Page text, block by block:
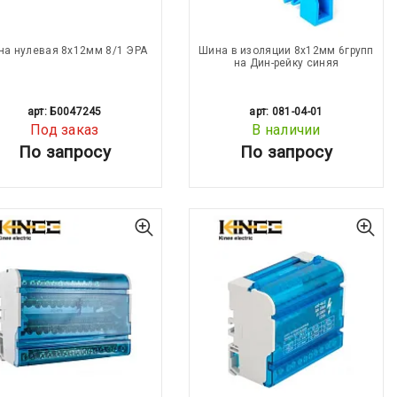
нулевая 8х12мм 8/1 ЭРА
арт: Б0047245
Под заказ
По запросу
Шина в изоляции 8х12мм 6групп
на Дин-рейку синяя
арт: 081-04-01
В наличии
По запросу